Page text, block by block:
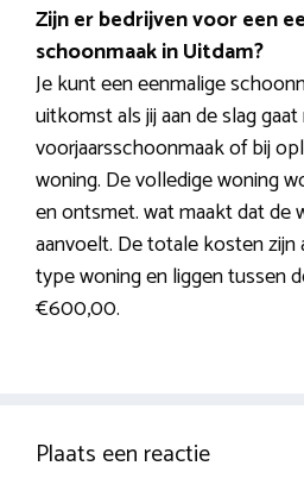
Zijn er bedrijven voor een
schoonmaak in Uitdam?
Je kunt een eenmalige
uitkomst als jij aan de slag
voorjaarsschoonmaak of bij
woning. De volledige woning
en ontsmet. wat maakt dat de
aanvoelt. De totale kosten
type woning en liggen tussen
€600,00.
Plaats een reactie